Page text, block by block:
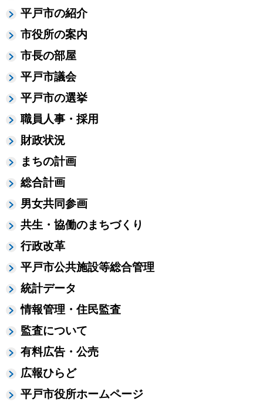
平戸市の紹介
市役所の案内
市長の部屋
平戸市議会
平戸市の選挙
職員人事・採用
財政状況
まちの計画
総合計画
男女共同参画
共生・協働のまちづくり
行政改革
平戸市公共施設等総合管理
統計データ
情報管理・住民監査
監査について
有料広告・公売
広報ひらど
平戸市役所ホームページ